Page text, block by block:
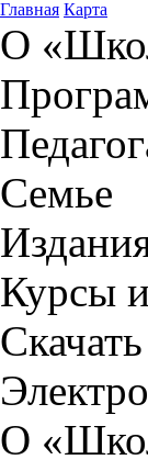
Главная Карта
О
Семье
Курсы
Скачать
О